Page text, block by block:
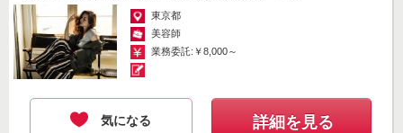
東京都
美容師
業務委託:￥8,000～
気になる 詳細を見る